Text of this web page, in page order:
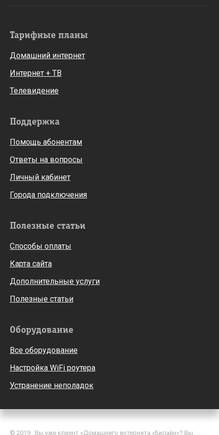
Тарифные планы
Домашний интернет
Интернет + ТВ
Телевидение
Поддержка
Помощь абонентам
Ответы на вопросы
Личный кабинет
Города подключения
Полезные статьи
Способы оплаты
Карта сайта
Дополнительные услуги
Полезные статьи
Оборудование
Все оборудование
Настройка WiFi роутера
Устранение неполадок
© 2019 . Вы уже клиент «Домашнего интернета «Билайн»? Вы